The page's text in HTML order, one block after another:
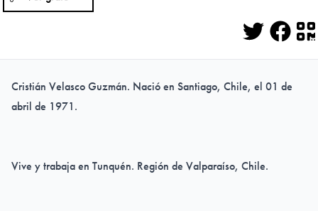
Twitter
Cristián Velasco Guzmán. Nació en Santiago, Chile, el 01 de
abril de 1971.
Vive y trabaja en Tunquén. Región de Valparaíso, Chile.